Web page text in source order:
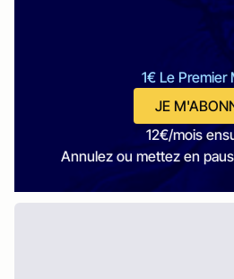
1€ Le Premier
JE
12€/mois
Annulez ou mettez en